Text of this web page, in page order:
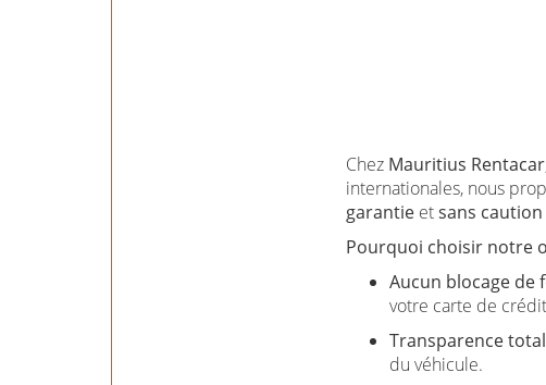
Chez Mauritius Rentacar
internationales, nous
garantieetsans caution
Pourquoi choisir notre
Aucun blocage de
votre carte de
Transparence
du véhicule.